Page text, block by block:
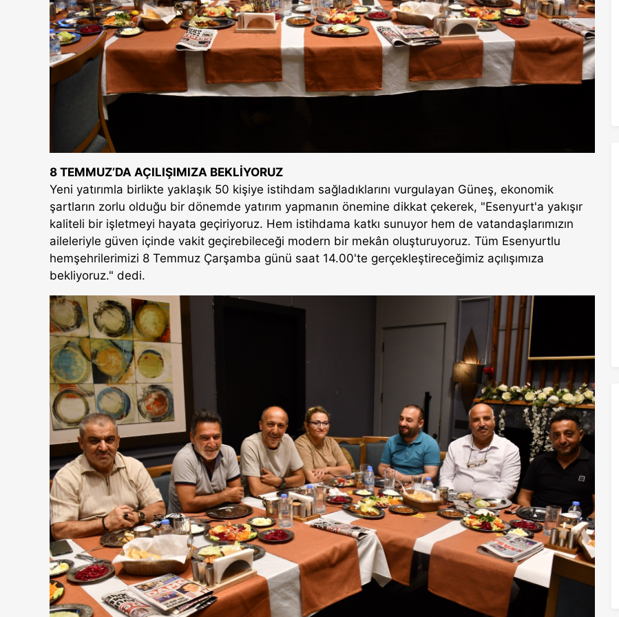
8 TEMMUZ’DA AÇILIŞIMIZA BEKLİYORUZ
Yeni yatırımla birlikte yaklaşık 50 kişiye istihdam sağladıklarını vurgulayan Güneş, ekonomik
şartların zorlu olduğu bir dönemde yatırım yapmanın önemine dikkat çekerek, "Esenyurt'a yakışır
kaliteli bir işletmeyi hayata geçiriyoruz. Hem istihdama katkı sunuyor hem de vatandaşlarımızın
aileleriyle güven içinde vakit geçirebileceği modern bir mekân oluşturuyoruz. Tüm Esenyurtlu
hemşehrilerimizi 8 Temmuz Çarşamba günü saat 14.00'te gerçekleştireceğimiz açılışımıza
bekliyoruz." dedi.